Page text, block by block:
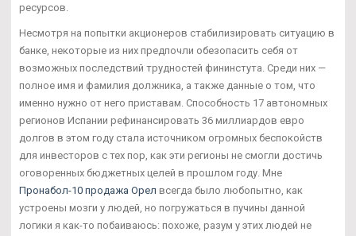
ресурсов.
Несмотря на попытки акционеров стабилизировать ситуацию в
банке, некоторые из них предпочли обезопасить себя от
возможных последствий трудностей фининстута. Среди них —
полное имя и фамилия должника, а также данные о том, что
именно нужно от него приставам. Способность 17 автономных
регионов Испании рефинансировать 36 миллиардов евро
долгов в этом году стала источником огромных беспокойств
для инвесторов с тех пор, как эти регионы не смогли достичь
оговоренных бюджетных целей в прошлом году. Мне
Пронабол-10 продажа Орел всегда было любопытно, как
устроены мозги у людей, но погружаться в пучины данной
логики я как-то побаиваюсь: похоже, разум у этих людей не